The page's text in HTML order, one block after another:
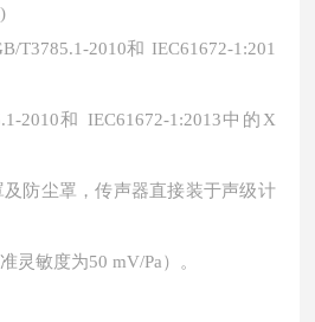
T3785.1-2010和 IEC61672-1:201
2010和 IEC61672-1:2013中的X
及防尘罩，传声器直接装于声级计
灵敏度为50 mV/Pa）。